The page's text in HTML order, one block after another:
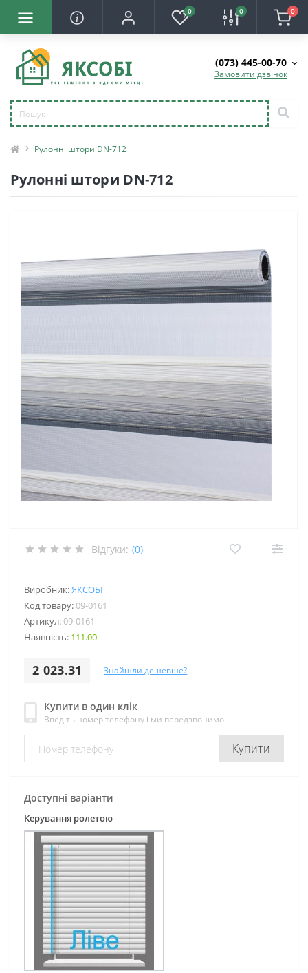
0 0 0
(073) 445-00-70
Замовити дзвінок
Рулонні штори DN-712
Рулонні штори DN-712
Відгуки: (0)
Виробник:ЯКСОБІ
Код товару:09-0161
Артикул:09-0161
Наявність: 111.00
2 023.31 Знайшли дешевше?
Купити в один клік
Введіть номер телефону і ми передзвонимо
Купити
Доступні варіанти
Керування ролетою